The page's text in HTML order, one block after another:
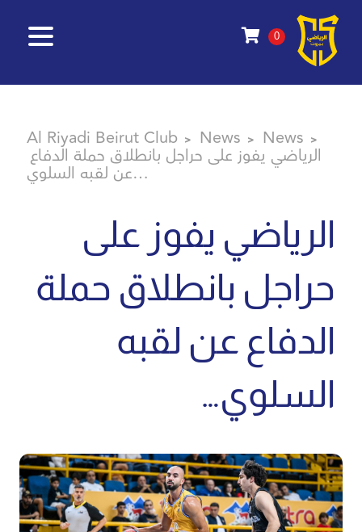
0
Al Riyadi Beirut Club > News > News >
الرياضي يفوز على حراجل بانطلاق حملة الدفاع
عن لقبه السلوي…
الرياضي يفوز على
حراجل بانطلاق حملة
الدفاع عن لقبه
السلوي…